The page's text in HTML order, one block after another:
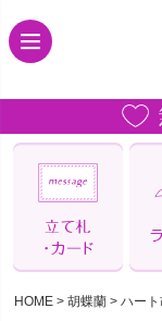
HOME 胡蝶蘭 ハー